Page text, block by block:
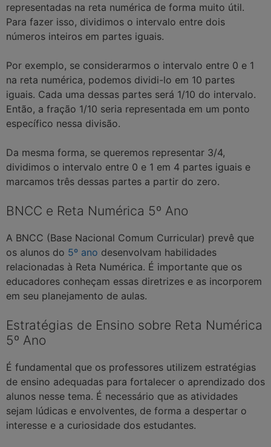
representadas na reta numérica de forma muito útil.
Para fazer isso, dividimos o intervalo entre dois
números inteiros em partes iguais.
Por exemplo, se considerarmos o intervalo entre 0 e 1
na reta numérica, podemos dividi-lo em 10 partes
iguais. Cada uma dessas partes será 1/10 do intervalo.
Então, a fração 1/10 seria representada em um ponto
específico nessa divisão.
Da mesma forma, se queremos representar 3/4,
dividimos o intervalo entre 0 e 1 em 4 partes iguais e
marcamos três dessas partes a partir do zero.
BNCC e Reta Numérica 5º Ano
A BNCC (Base Nacional Comum Curricular) prevê que
os alunos do 5º ano desenvolvam habilidades
relacionadas à Reta Numérica. É importante que os
educadores conheçam essas diretrizes e as incorporem
em seu planejamento de aulas.
Estratégias de Ensino sobre Reta Numérica
5º Ano
É fundamental que os professores utilizem estratégias
de ensino adequadas para fortalecer o aprendizado dos
alunos nesse tema. É necessário que as atividades
sejam lúdicas e envolventes, de forma a despertar o
interesse e a curiosidade dos estudantes.